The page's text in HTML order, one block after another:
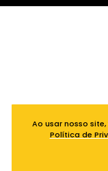
Ao usar nosso
Política de